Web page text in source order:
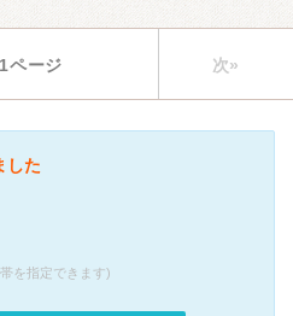
ページ 次»
した
を指定できます)